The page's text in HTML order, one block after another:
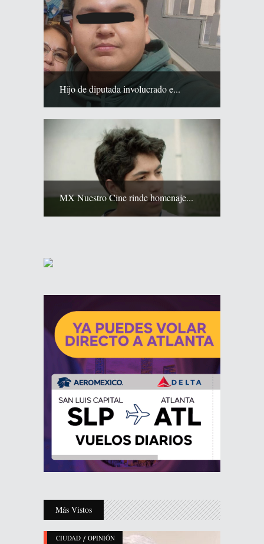
Hijo de diputada involucrado e...
MX Nuestro Cine rinde homenaje...
Más Vistos
CIUDAD / OPINIÓN